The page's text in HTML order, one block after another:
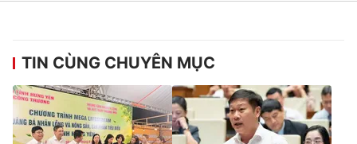
TIN CÙNG CHUYÊN MỤC